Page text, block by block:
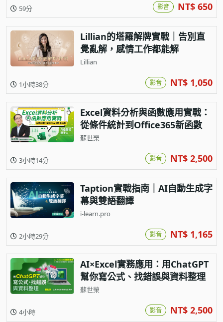
59分 影音 NT$ 650
Lillian的塔羅解牌實戰｜告別直
覺亂解，感情工作都能解
Lillian
1小時38分 影音 NT$ 1,050
Excel資料分析與函數應用實戰：
從條件統計到Office365新函數
蘇世榮
3小時14分 影音 NT$ 2,500
Taption實戰指南｜AI自動生成字
幕與雙語翻譯
i-learn.pro
2小時29分 影音 NT$ 1,165
AI×Excel實務應用：用ChatGPT
幫你寫公式、找錯誤與資料整理
蘇世榮
4小時 影音 NT$ 2,500